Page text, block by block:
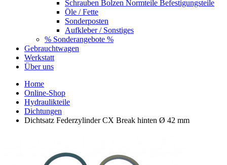
Schrauben Bolzen Normteile Befestigungsteile
Öle / Fette
Sonderposten
Aufkleber / Sonstiges
% Sonderangebote %
Gebrauchtwagen
Werkstatt
Über uns
Home
Online-Shop
Hydraulikteile
Dichtungen
Dichtsatz Federzylinder CX Break hinten Ø 42 mm